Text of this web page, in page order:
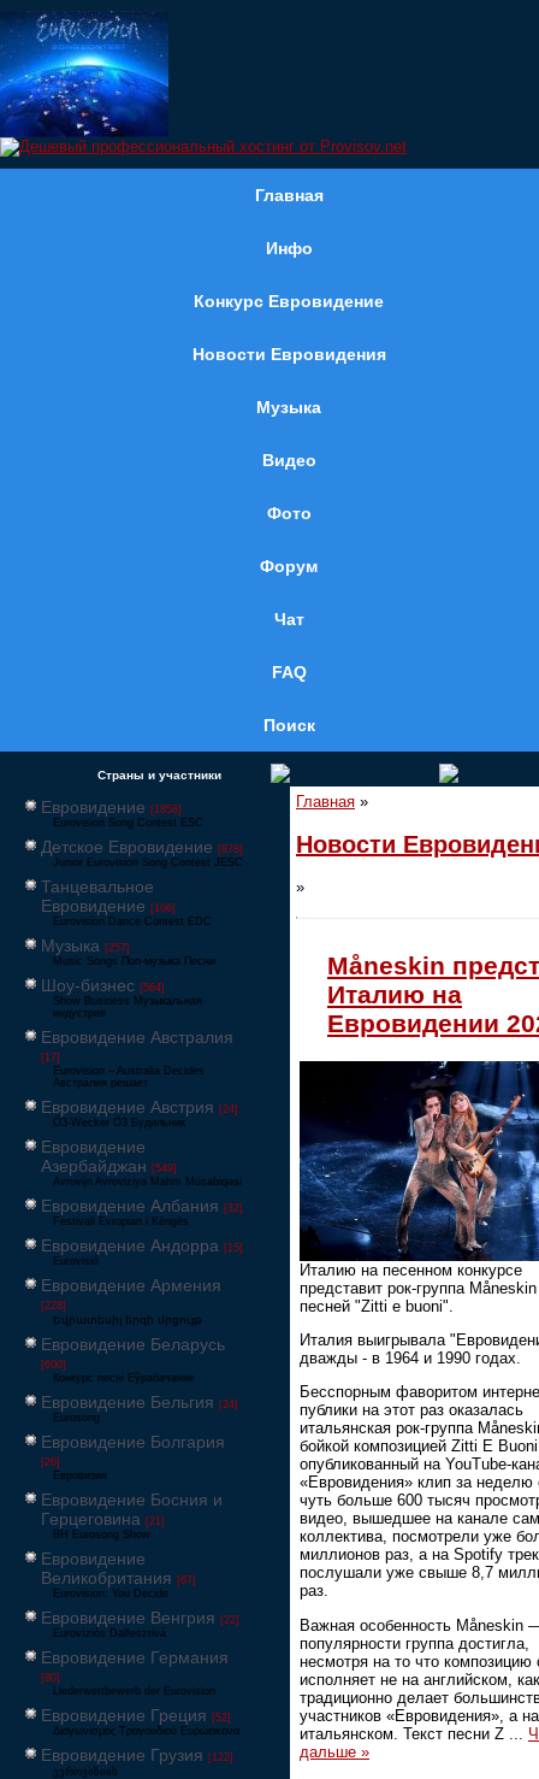
Главная
Инфо
Конкурс Евровидение
Новости Евровидения
Музыка
Видео
Фото
Форум
Чат
FAQ
Поиск
Страны и участники
Евровидение [1858]
Eurovision Song Contest ESC
Детское Евровидение [878]
Junior Eurovision Song Contest JESC
Танцевальное
Евровидение [106]
Eurovision Dance Contest EDC
Музыка [257]
Music Songs Поп-музыка Песни
Шоу-бизнес [564]
Show Business Музыкальная
индустрия
Евровидение Австралия
[17]
Eurovision – Australia Decides
Австралия решает
Евровидение Австрия [24]
Ö3-Wecker Ö3 Будильник
Евровидение
Азербайджан [549]
Avrovijn Avroviziya Mahnı Müsabiqəsi
Евровидение Албания [32]
Festivali Evropian i Këngës
Евровидение Андорра [15]
Eurovisió
Евровидение Армения
[228]
Եվրատեսիլ երգի մրցույթ
Евровидение Беларусь
[600]
Конкурс песні Еўрабачанне
Евровидение Бельгия [24]
Eurosong
Евровидение Болгария
[26]
Евровизия
Евровидение Босния и
Герцеговина [21]
BH Eurosong Show
Евровидение
Великобритания [67]
Eurovision: You Decide
Евровидение Венгрия [22]
Eurovíziós Dalfesztivá
Евровидение Германия
[80]
Liederwettbewerb der Eurovision
Евровидение Греция [52]
Διαγωνισμός Τραγουδιού Ευρώεικονα
Евровидение Грузия [122]
ევროვიზიის
Главная »
Новости
»
Måneskin
Италию на
Евровидении
Италию на песенном конкурсе
представит рок-группа
песней "Zitti e buoni".
Италия выигрывала
дважды - в 1964 и 1990 годах.
Бесспорным фаворитом
публики на этот раз оказалась
итальянская рок-группа
бойкой композицией Zitti E
опубликованный на YouTube-
«Евровидения» клип за неделю
чуть больше 600 тысяч
видео, вышедшее на канале
коллектива, посмотрели уже
миллионов раз, а на Spotify трек
послушали уже свыше 8,7
раз.
Важная особенность Måneskin
популярности группа достигла,
несмотря на то что композицию
исполняет не на английском, как
традиционно делает
участников «Евровидения», а на
итальянском. Текст песни Z
дальше »